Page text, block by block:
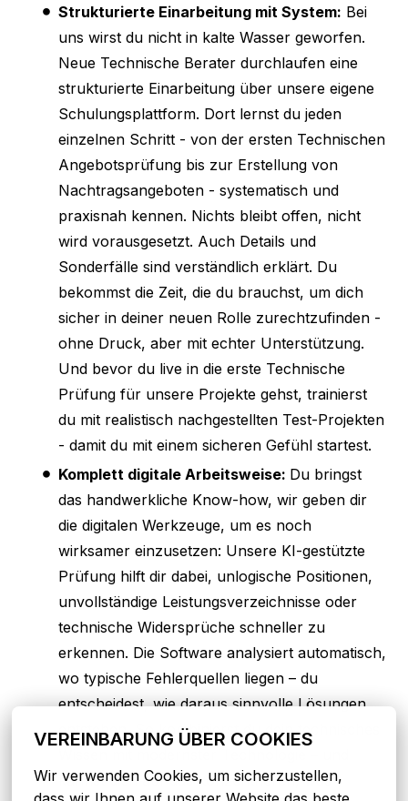
VEREINBARUNG ÜBER COOKIES
Wir verwenden Cookies, um sicherzustellen,
Strukturierte Einarbeitung mit System: Bei
uns wirst du nicht in kalte Wasser geworfen.
Neue Technische Berater durchlaufen eine
strukturierte Einarbeitung über unsere eigene
Schulungsplattform. Dort lernst du jeden
einzelnen Schritt - von der ersten Technischen
Angebotsprüfung bis zur Erstellung von
Nachtragsangeboten - systematisch und
praxisnah kennen. Nichts bleibt offen, nicht
wird vorausgesetzt. Auch Details und
Sonderfälle sind verständlich erklärt. Du
bekommst die Zeit, die du brauchst, um dich
sicher in deiner neuen Rolle zurechtzufinden -
ohne Druck, aber mit echter Unterstützung.
Und bevor du live in die erste Technische
Prüfung für unsere Projekte gehst, trainierst
du mit realistisch nachgestellten Test-Projekten
- damit du mit einem sicheren Gefühl startest.
Komplett digitale Arbeitsweise: Du bringst
das handwerkliche Know-how, wir geben dir
die digitalen Werkzeuge, um es noch
wirksamer einzusetzen: Unsere KI-gestützte
Prüfung hilft dir dabei, unlogische Positionen,
unvollständige Leistungsverzeichnisse oder
technische Widersprüche schneller zu
erkennen. Die Software analysiert automatisch,
wo typische Fehlerquellen liegen – du
entscheidest, wie daraus sinnvolle Lösungen
entstehen. So kombinierst du dein technisches
kannst dich auf das konzentrieren, was